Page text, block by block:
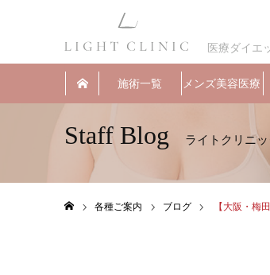
医療ダイエ
施術一覧 メンズ美容医療
Staff Blog
各種ご案内 ブログ 【大阪・梅